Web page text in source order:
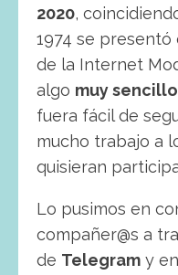
2020,
1974 se presentó
de la Internet
algo muy
fuera fácil de
mucho trabajo a
quisieran
Lo pusimos en
compañer@s a
de Telegram y